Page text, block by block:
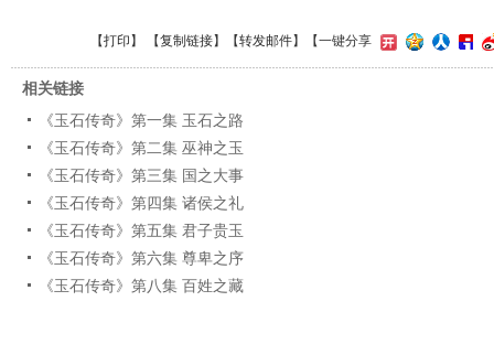
【打印 】 【复制链接】【转发邮件】 【一键分享
相关链接
《玉石传奇》第一集 玉石之路
《玉石传奇》第二集 巫神之玉
《玉石传奇》第三集 国之大事
《玉石传奇》第四集 诸侯之礼
《玉石传奇》第五集 君子贵玉
《玉石传奇》第六集 尊卑之序
《玉石传奇》第八集 百姓之藏